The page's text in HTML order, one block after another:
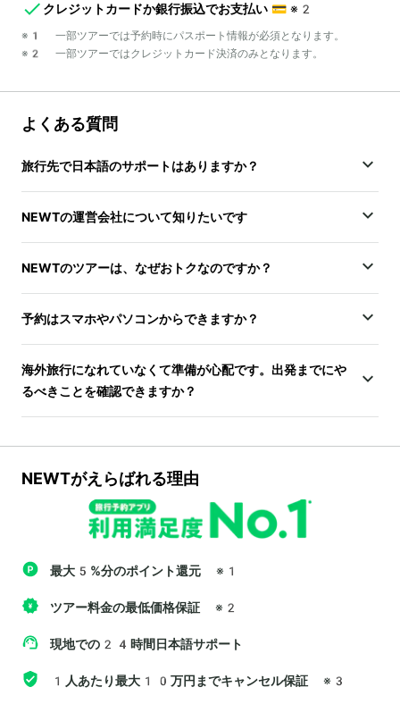
クレジットカードか銀行振込でお支払い 💳 ※2
※1 一部ツアーでは予約時にパスポート情報が必須となります。
※2 一部ツアーではクレジットカード決済のみとなります。
よくある質問
旅行先で日本語のサポートはありますか？
NEWTの運営会社について知りたいです
NEWTのツアーは、なぜおトクなのですか？
予約はスマホやパソコンからできますか？
海外旅行になれていなくて準備が心配です。出発までにや
るべきことを確認できますか？
NEWTがえらばれる理由
最大5%分のポイント還元 ※1
ツアー料金の最低価格保証 ※2
現地での24時間日本語サポート
1人あたり最大10万円までキャンセル保証 ※3